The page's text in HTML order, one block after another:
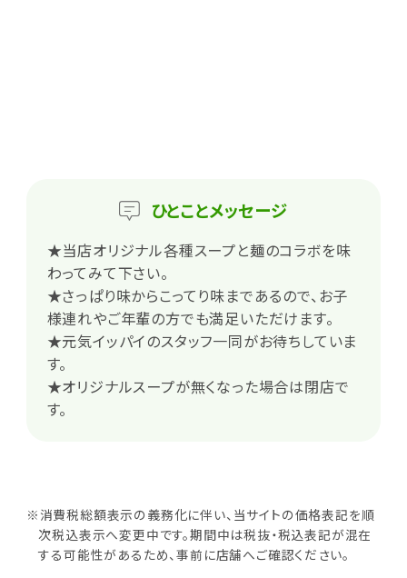
ひとことメッセージ
★当店オリジナル各種スープと麺のコラボを味
わってみて下さい。
★さっぱり味からこってり味まであるので、お子
様連れやご年輩の方でも満足いただけます。
★元気イッパイのスタッフ一同がお待ちしていま
す。
★オリジナルスープが無くなった場合は閉店で
す。
※消費税総額表示の義務化に伴い、当サイトの価格表記を順
次税込表示へ変更中です。期間中は税抜・税込表記が混在
する可能性があるため、事前に店舗へご確認ください。